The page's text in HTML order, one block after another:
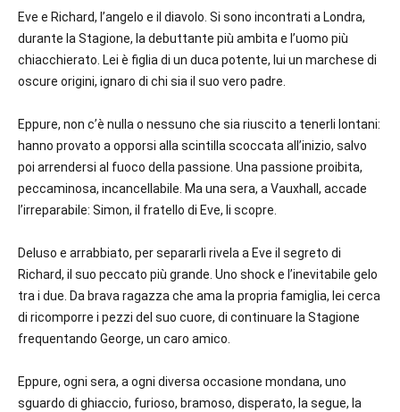
Eve e Richard, l’angelo e il diavolo. Si sono incontrati a Londra,
durante la Stagione, la debuttante più ambita e l’uomo più
chiacchierato. Lei è figlia di un duca potente, lui un marchese di
oscure origini, ignaro di chi sia il suo vero padre.
Eppure, non c’è nulla o nessuno che sia riuscito a tenerli lontani:
hanno provato a opporsi alla scintilla scoccata all’inizio, salvo
poi arrendersi al fuoco della passione. Una passione proibita,
peccaminosa, incancellabile. Ma una sera, a Vauxhall, accade
l’irreparabile: Simon, il fratello di Eve, li scopre.
Deluso e arrabbiato, per separarli rivela a Eve il segreto di
Richard, il suo peccato più grande. Uno shock e l’inevitabile gelo
tra i due. Da brava ragazza che ama la propria famiglia, lei cerca
di ricomporre i pezzi del suo cuore, di continuare la Stagione
frequentando George, un caro amico.
Eppure, ogni sera, a ogni diversa occasione mondana, uno
sguardo di ghiaccio, furioso, bramoso, disperato, la segue, la